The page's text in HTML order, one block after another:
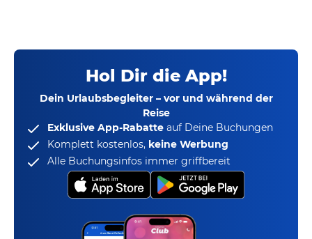
Hol Dir die App!
Dein Urlaubsbegleiter – vor und während der
Reise
Exklusive App-Rabatte auf Deine Buchungen
Komplett kostenlos, keine Werbung
Alle Buchungsinfos immer griffbereit